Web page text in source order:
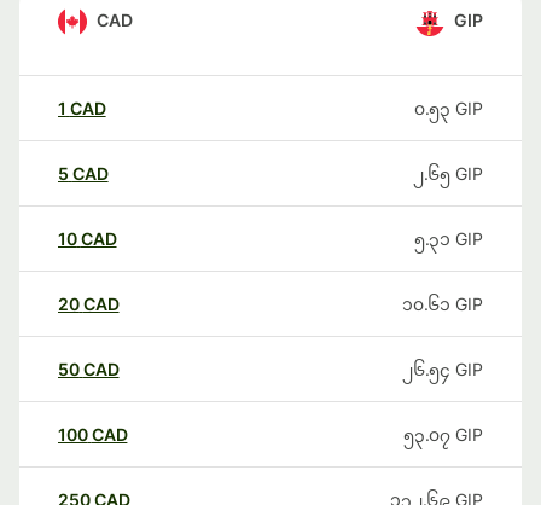
CAD GIP
1 CAD ၀.၅၃ GIP
5 CAD ၂.၆၅ GIP
10CAD ၅.၃၁ GIP
20CAD ၁၀.၆၁ GIP
50CAD ၂၆.၅၄ GIP
100CAD ၅၃.၀၇ GIP
250CAD ၁၃၂.၆၉ GIP